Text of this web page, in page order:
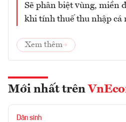
Sẽ phân biệt vùng, miền
khi tính thuế thu nhập cá
Xem thêm
Mới nhất trên
Dân sinh